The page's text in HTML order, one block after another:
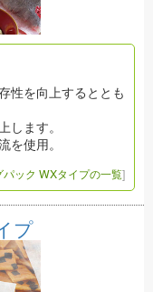
性を向上するととも
します。
を使用。
パック WXタイプの一覧]
プ